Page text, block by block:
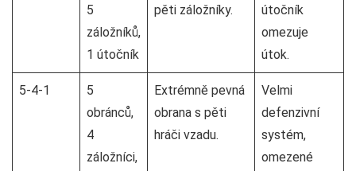
5
záložníků,
1 útočník
pěti záložníky.
útočník
omezuje
útok.
5-4-1
5
obránců,
4
záložníci,
Extrémně pevná
obrana s pěti
hráči vzadu.
Velmi
defenzivní
systém,
omezené